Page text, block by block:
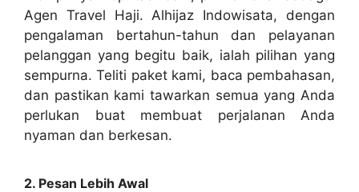
Agen Travel Haji. Alhijaz Indowisata, dengan
pengalaman bertahun-tahun dan pelayanan
pelanggan yang begitu baik, ialah pilihan yang
sempurna. Teliti paket kami, baca pembahasan,
dan pastikan kami tawarkan semua yang Anda
perlukan buat membuat perjalanan Anda
nyaman dan berkesan.
2. Pesan Lebih Awal